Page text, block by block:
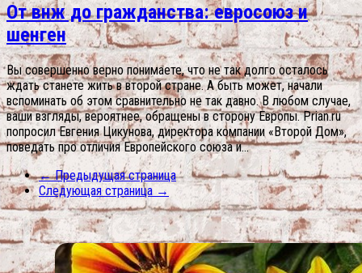
От внж до гражданства: евросоюз и
шенген
Вы совершенно верно понимаете, что не так долго осталось
ждать станете жить в второй стране. А быть может, начали
вспоминать об этом сравнительно не так давно. В любом случае,
ваши взгляды, вероятнее, обращены в сторону Европы. Prian.ru
попросил Евгения Цикунова, директора компании «Второй Дом»,
поведать про отличия Европейского союза и...
← Предыдущая страница
Следующая страница →